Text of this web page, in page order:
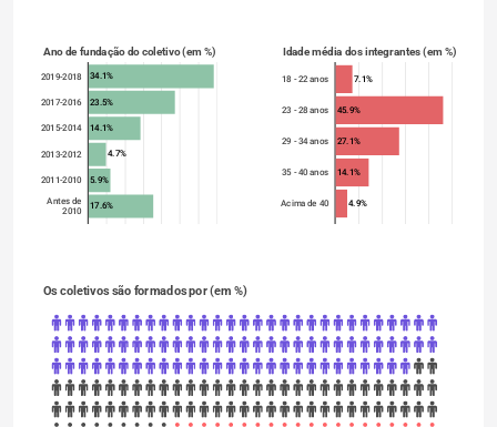
Ano de fundação do coletivo (em %) Idade média dos integrantes (em %)
2019-2018
2017-2016
2015-2014
2013-2012
2011-2010
Antes de
2010
34.1%
23.5%
14.1%
4.7%
5.9%
17.6%
18 - 22 anos
23 - 28 anos
29 - 34 anos
35 - 40 anos
Acima de 40
7.1%
45.9%
27.1%
14.1%
4.9%
Os coletivos são formados por (em %)